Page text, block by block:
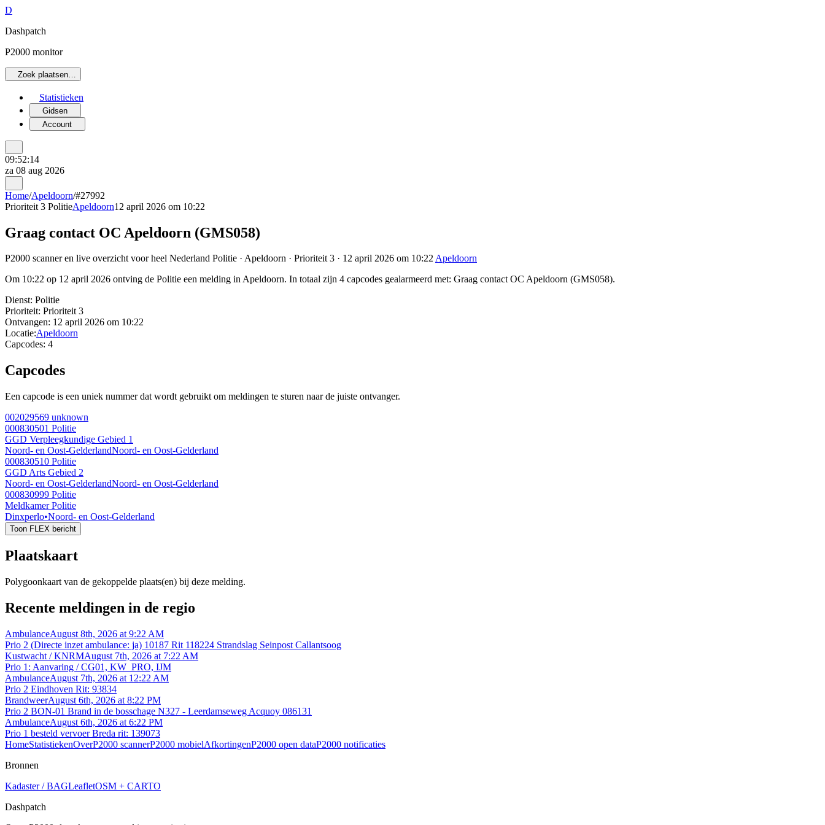
D
Dashpatch
P2000 monitor
Zoek plaatsen…
Statistieken
Gidsen
Account
09:52:14
za 08 aug 2026
Home/Apeldoorn/#27992
Prioriteit 3 PolitieApeldoorn12 april 2026 om 10:22
Graag contact OC Apeldoorn (GMS058)
P2000 scanner en live overzicht voor heel Nederland Politie · Apeldoorn · Prioriteit 3 · 12 april 2026 om 10:22Apeldoorn
Om 10:22 op 12 april 2026 ontving de Politie een melding in Apeldoorn. In totaal zijn 4 capcodes gealarmeerd met: Graag contact OC Apeldoorn (GMS058).
Dienst: Politie
Prioriteit: Prioriteit 3
Ontvangen: 12 april 2026 om 10:22
Locatie:Apeldoorn
Capcodes: 4
Capcodes
Een capcode is een uniek nummer dat wordt gebruikt om meldingen te sturen naar de juiste ontvanger.
002029569 unknown
000830501 Politie
GGD Verpleegkundige Gebied 1
Noord- en Oost-GelderlandNoord- en Oost-Gelderland
000830510 Politie
GGD Arts Gebied 2
Noord- en Oost-GelderlandNoord- en Oost-Gelderland
000830999 Politie
Meldkamer Politie
Dinxperlo•Noord- en Oost-Gelderland
Toon FLEX bericht
Plaatskaart
Polygoonkaart van de gekoppelde plaats(en) bij deze melding.
Recente meldingen in de regio
AmbulanceAugust 8th, 2026 at 9:22 AM
Prio 2 (Directe inzet ambulance: ja) 10187 Rit 118224 Strandslag Seinpost Callantsoog
Kustwacht / KNRMAugust 7th, 2026 at 7:22 AM
Prio 1: Aanvaring / CG01, KW_PRO, IJM
AmbulanceAugust 7th, 2026 at 12:22 AM
Prio 2 Eindhoven Rit: 93834
BrandweerAugust 6th, 2026 at 8:22 PM
Prio 2 BON-01 Brand in de bosschage N327 - Leerdamseweg Acquoy 086131
AmbulanceAugust 6th, 2026 at 6:22 PM
Prio 1 besteld vervoer Breda rit: 139073
HomeStatistiekenOverP2000 scannerP2000 mobielAfkortingenP2000 open dataP2000 notificaties
Bronnen
Kadaster / BAGLeafletOSM + CARTO
Dashpatch